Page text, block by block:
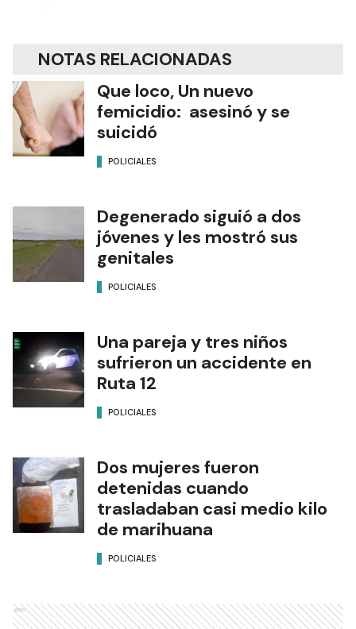
NOTAS RELACIONADAS
Que loco, Un nuevo
femicidio: asesinó y se
suicidó
POLICIALES
Degenerado siguió a dos
jóvenes y les mostró sus
genitales
POLICIALES
Una pareja y tres niños
sufrieron un accidente en
Ruta 12
POLICIALES
Dos mujeres fueron
detenidas cuando
trasladaban casi medio kilo
de marihuana
POLICIALES
Ads